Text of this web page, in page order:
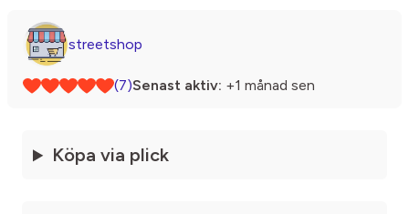
streetshop
(7)Senast aktiv: +1 månad sen
Köpa via plick